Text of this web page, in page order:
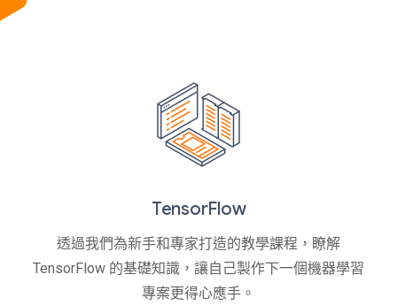
TensorFlow
透過我們為新手和專家打造的教學課程，瞭解
TensorFlow 的基礎知識，讓自己製作下一個機器學習
專案更得心應手。